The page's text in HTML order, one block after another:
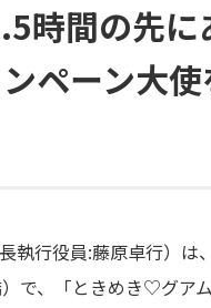
間の先に
ペーン大
執行役員:藤原卓行）は、
で、「ときめき♡グア